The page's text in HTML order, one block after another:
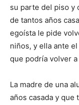
su parte del piso y
de tantos años
egoísta le pide
niños, y ella ante
que podría volver
La madre de una
años casada y que